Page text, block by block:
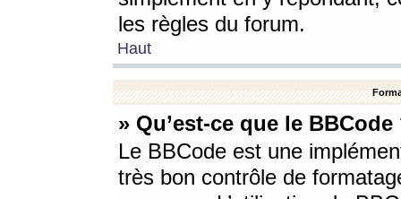
les règles du forum.
Haut
» Qu’est-ce que le BBCode
Le BBCode est une
très bon contrôle de